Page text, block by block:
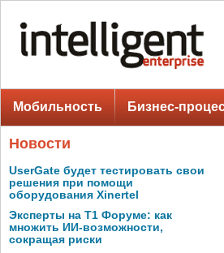
Мобильность Бизнес-
Новости
UserGate будет тестировать свои
решения при помощи
оборудования Xinertel
Эксперты на Т1 Форуме: как
множить ИИ-возможности,
сокращая риски